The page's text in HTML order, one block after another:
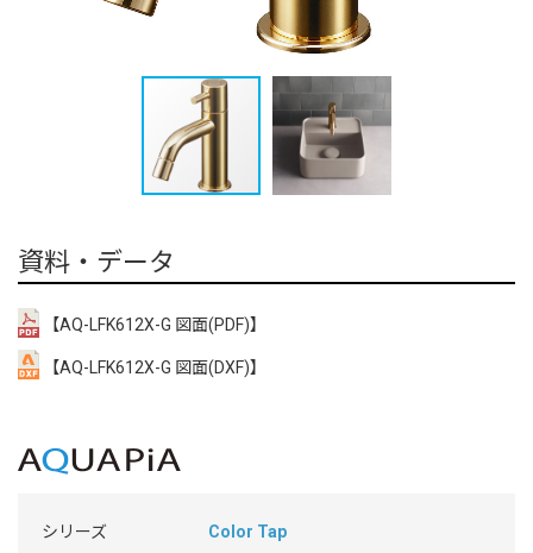
シリーズ Color Tap
資料・データ
【AQ-LFK612X-G 図面(PDF)】
【AQ-LFK612X-G 図面(DXF)】